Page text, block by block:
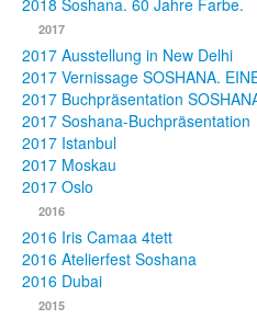
2018 Soshana. 60 Jahre Farbe.
2017
2017 Ausstellung in New Delhi
2017 Vernissage SOSHANA.
2017 Buchpräsentation
2017 Soshana-Buchpräsentation
2017 Istanbul
2017 Moskau
2017 Oslo
2016
2016 Iris Camaa 4tett
2016 Atelierfest Soshana
2016 Dubai
2015